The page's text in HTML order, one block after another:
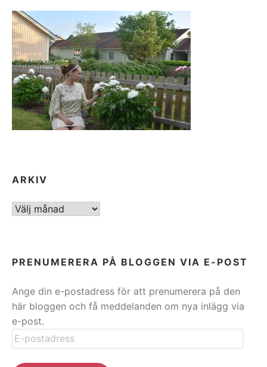
ARKIV
ARKIV
PRENUMERERA PÅ BLOGGEN VIA E-POST
Ange din e-postadress för att prenumerera på den
här bloggen och få meddelanden om nya inlägg via
e-post.
E-
postadress